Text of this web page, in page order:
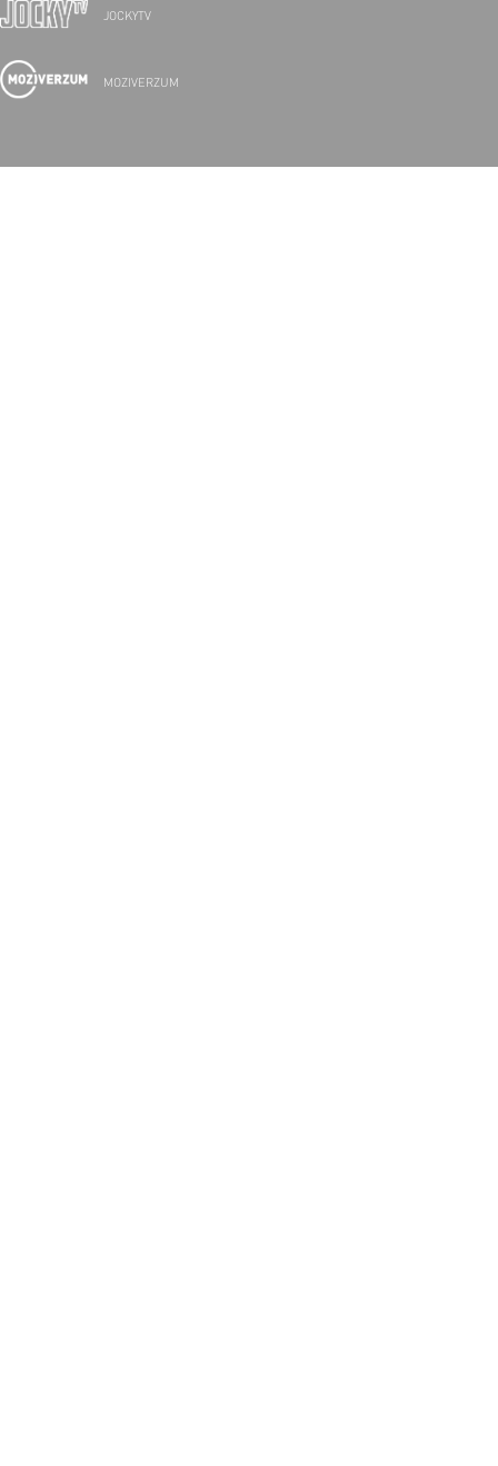
JOCKYTV
MOZIVERZUM